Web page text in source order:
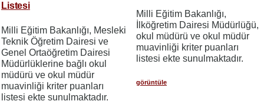
Listesi
Milli Eğitim Bakanlığı, Mesleki
Teknik Öğretim Dairesi ve
Genel Ortaöğretim Dairesi
Müdürlüklerine bağlı okul
müdürü ve okul müdür
muavinliği kriter puanları
listesi ekte sunulmaktadır.
Milli Eğitim Bakanlığı,
İlköğretim Dairesi Müdürlüğü,
okul müdürü ve okul müdür
muavinliği kriter puanları
listesi ekte sunulmaktadır.
görüntüle